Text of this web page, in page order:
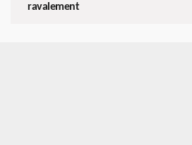
ravalement